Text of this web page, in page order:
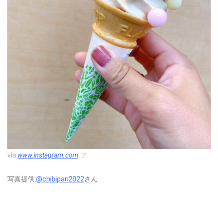
via www.instagram.com
写真提供:@chibipan2022さん